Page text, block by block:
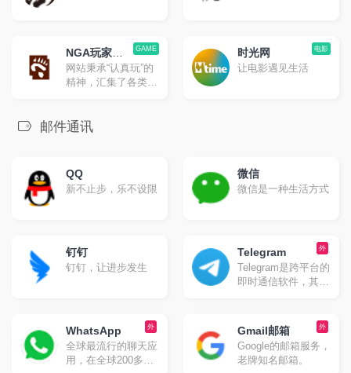
GAME
NGA玩家社
区
网站秉承“认真玩”的
精神，汇集了各类型
域向游戏玩家生活领
攻略、玩家生活、软
硬件消费等等内容。
电影
时光网
让电影遇见生活
邮件通讯
QQ
新不止步，乐不设限
微信
微信是一种生活方式
钉钉
钉钉，让进步发生
外
Telegram
Telegram是跨平台的
即时通信软件，其客
是专有软件。用户可
以相互交换加密与自
毁消息，发送照片、
影片等所有类型文
外
WhatsApp
全球最流行的聊天应
用，在全球200多个
外
Gmail邮箱
Google的邮箱服务，
老牌知名邮箱。